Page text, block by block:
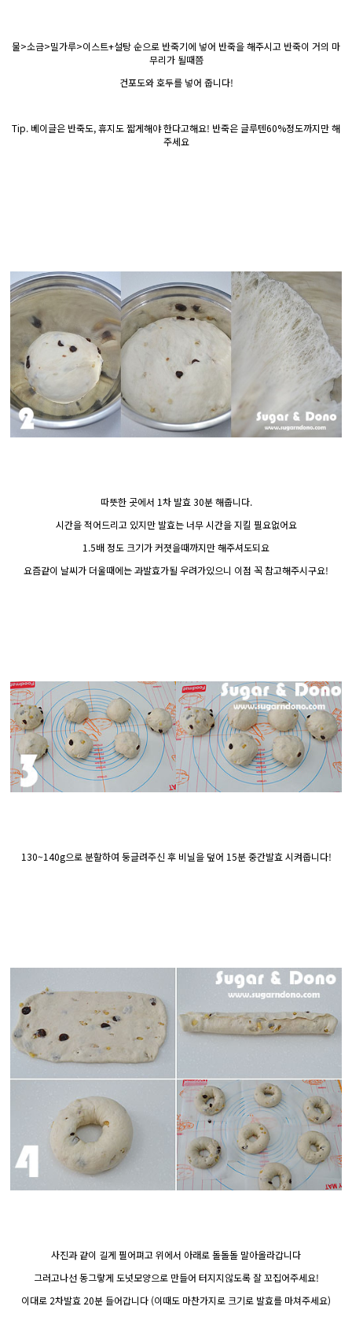
물>소금>밀가루>이스트+설탕 순으로 반죽기에 넣어 반죽을 해주시고 반죽이 거의 마
무리가 될때쯤
건포도와 호두를 넣어 줍니다!
Tip. 베이글은 반죽도, 휴지도 짧게해야 한다고해요! 반죽은 글루텐60%정도까지만 해
주세요
따뜻한 곳에서 1차 발효 30분 해줍니다.
시간을 적어드리고 있지만 발효는 너무 시간을 지킬 필요없어요
1.5배 정도 크기가 커졋을때까지만 해주셔도되요
요즘같이 날씨가 더울때에는 과발효가될 우려가있으니 이점 꼭 참고해주시구요!
130~140g으로 분할하여 둥글려주신 후 비닐을 덮어 15분 중간발효 시켜줍니다!
사진과 같이 길게 필어펴고 위에서 아래로 돌돌돌 말아올라갑니다
그러고나선 동그랗게 도넛모양으로 만들어 터지지않도록 잘 꼬집어주세요!
이대로 2차발효 20분 들어갑니다 (이때도 마찬가지로 크기로 발효를 마쳐주세요)